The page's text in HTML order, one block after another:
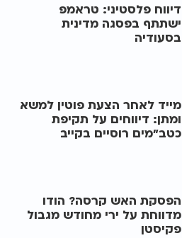
דיווח פלסטיני: טראמפ
ישתתף בפסגה מדינית
בסעודיה
מייד לאחר הצעת פוטין למשא
ומתן: דיווחים על תקיפת
כטב"מים רוסיים בקייב
הפסקת האש קרסה? הודו
מדווחת על ירי מחודש מגבול
פקיסטן